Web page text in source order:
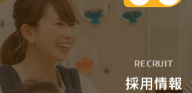
RECRUIT
採用情報